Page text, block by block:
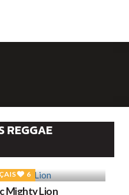
REGGAE
6
Mighty Lion